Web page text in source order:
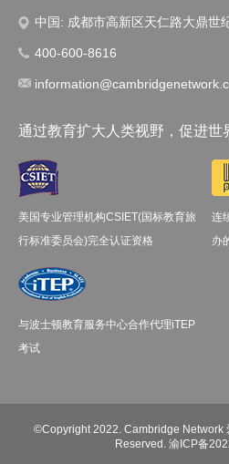
中国: 成都市高新区天仁路大鼎世
400-600-8616
通过教育扩大人类视野，促进世
美国专业管理机构CSIET(国标教育旅
行标准委员会)完全认证资格
连
办
与波士顿教育服务中心合作代理iTEP
考试
©Copyright 2022. Cambridge Network
Reserved. 渝ICP备